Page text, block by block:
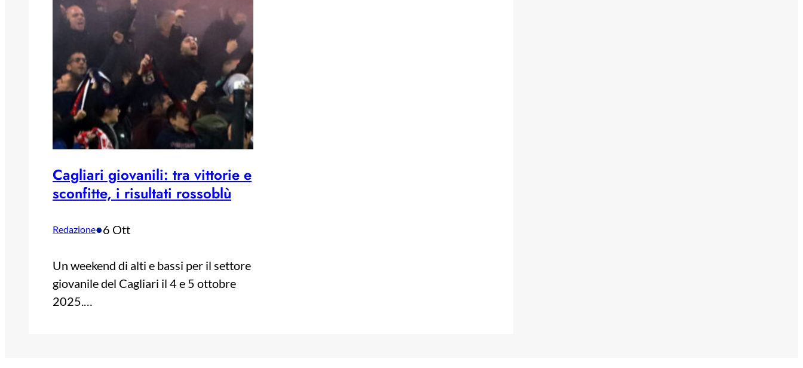
Cagliari giovanili: tra vittorie e
sconfitte, i risultati rossoblù
Redazione•6 Ott
Un weekend di alti e bassi per il settore
giovanile del Cagliari il 4 e 5 ottobre
2025.…